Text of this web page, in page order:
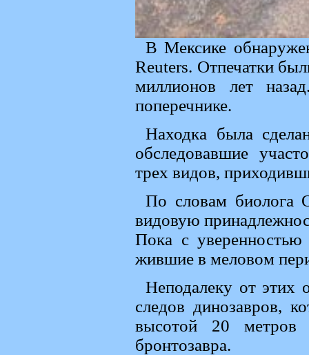
В Мексике
Reuters. Отпечатки
миллионов лет
поперечнике.
Находка была
обследовавшие
трех видов,
По словам биолога
видовую
Пока с
жившие в меловом
Неподалеку от этих
следов динозавров,
высотой 20 метров
бронтозавра.